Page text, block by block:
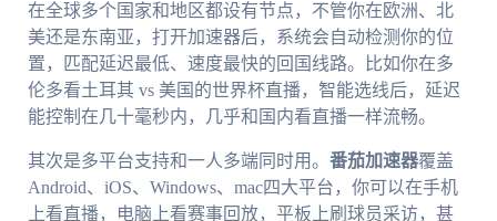
在全球多个国家和地区都设有节点，不管你在欧洲、北
美还是东南亚，打开加速器后，系统会自动检测你的位
置，匹配延迟最低、速度最快的回国线路。比如你在多
伦多看土耳其 vs 美国的世界杯直播，智能选线后，延迟
能控制在几十毫秒内，几乎和国内看直播一样流畅。
其次是多平台支持和一人多端同时用。 番茄加速器覆盖
Android、iOS、Windows、mac四大平台，你可以在手机
上看直播，电脑上看赛事回放，平板上刷球员采访，甚